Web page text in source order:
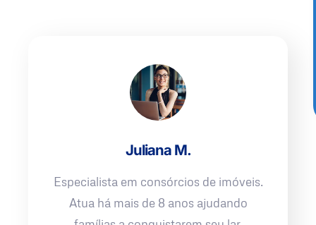
Juliana M.
Especialista em consórcios de imóveis.
Atua há mais de 8 anos ajudando